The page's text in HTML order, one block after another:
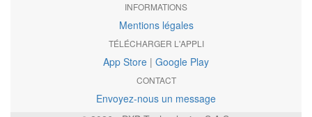
INFORMATIONS
Mentions légales
TÉLÉCHARGER L'APPLI
App Store | Google Play
CONTACT
Envoyez-nous un message